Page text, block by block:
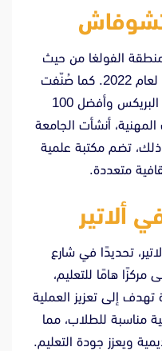
منطقة الفولغا من حيث
عدد الطلاب، وفقًا لرصد الجامعة لعام 2022. كما صُنّفت
ضمن أفضل 600 جامعة في دول البريكس وأفضل 100
أنشأت الجامعة
ذلك، تضم مكتبة علمية
متعددة.
ألاتير
تحديدًا في شارع
المبنى مركزًا هامًا للتعليم،
إلى تعزيز العملية
مناسبة للطلاب، مما
ويعزز جودة التعليم.